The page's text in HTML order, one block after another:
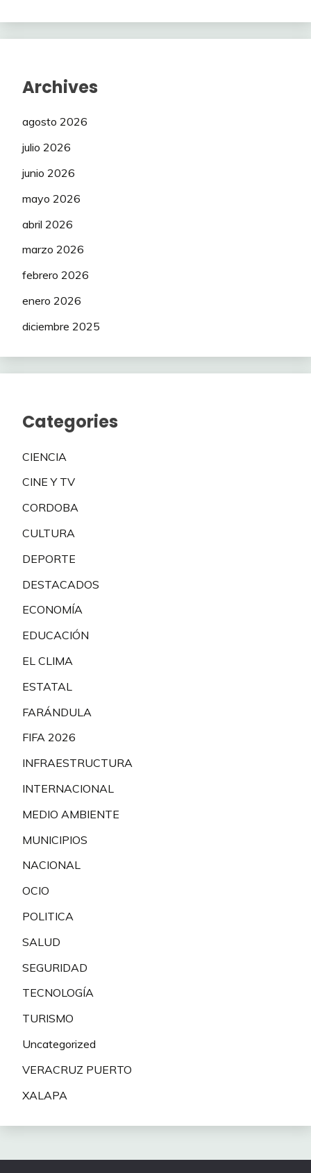
Archives
agosto 2026
julio 2026
junio 2026
mayo 2026
abril 2026
marzo 2026
febrero 2026
enero 2026
diciembre 2025
Categories
CIENCIA
CINE Y TV
CORDOBA
CULTURA
DEPORTE
DESTACADOS
ECONOMÍA
EDUCACIÓN
EL CLIMA
ESTATAL
FARÁNDULA
FIFA 2026
INFRAESTRUCTURA
INTERNACIONAL
MEDIO AMBIENTE
MUNICIPIOS
NACIONAL
OCIO
POLITICA
SALUD
SEGURIDAD
TECNOLOGÍA
TURISMO
Uncategorized
VERACRUZ PUERTO
XALAPA